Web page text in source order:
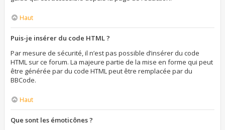
Haut
Puis-je insérer du code HTML ?
Par mesure de sécurité, il n’est pas possible d’insérer du code
HTML sur ce forum. La majeure partie de la mise en forme qui peut
être générée par du code HTML peut être remplacée par du
BBCode.
Haut
Que sont les émoticônes ?